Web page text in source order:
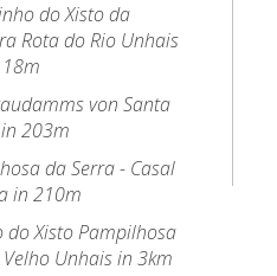
do Xisto da
Rota do Rio Unhais
von Santa
203m
da Serra - Casal
in 210m
do Xisto Pampilhosa
Unhais in 3km